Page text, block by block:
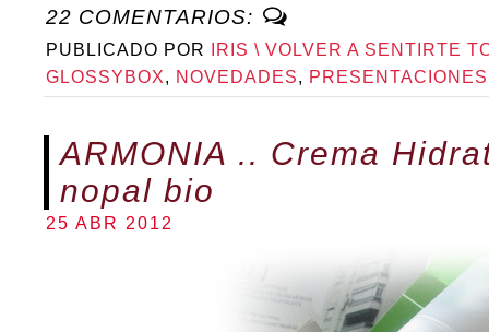
22 COMENTARIOS:
PUBLICADO POR
IRIS \ VOLVER A SENTIRTE
GLOSSYBOX, NOVEDADES, PRESENTACIONES
ARMONIA .. Crema
nopal bio
25 ABR 2012